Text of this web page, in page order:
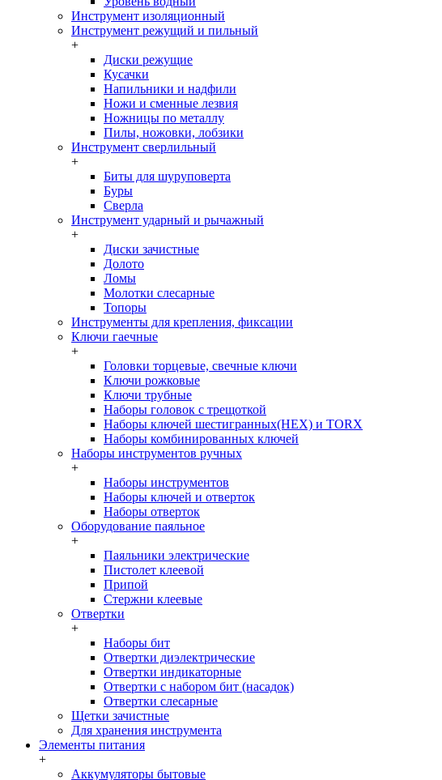
Инструмент изоляционный
Инструмент режущий и пильный
+
Диски режущие
Кусачки
Напильники и надфили
Ножи и сменные лезвия
Ножницы по металлу
Пилы, ножовки, лобзики
Инструмент сверлильный
+
Биты для шуруповерта
Буры
Сверла
Инструмент ударный и рычажный
+
Диски зачистные
Долото
Ломы
Молотки слесарные
Топоры
Инструменты для крепления, фиксации
Ключи гаечные
+
Головки торцевые, свечные ключи
Ключи рожковые
Ключи трубные
Наборы головок c трещоткой
Наборы ключей шестигранных(HEX) и TORX
Наборы комбинированных ключей
Наборы инструментов ручных
+
Наборы инструментов
Наборы ключей и отверток
Наборы отверток
Оборудование паяльное
+
Паяльники электрические
Пистолет клеевой
Припой
Стержни клеевые
Отвертки
+
Наборы бит
Отвертки диэлектрические
Отвертки индикаторные
Отвертки с набором бит (насадок)
Отвертки слесарные
Щетки зачистные
Для хранения инструмента
Элементы питания
+
Аккумуляторы бытовые